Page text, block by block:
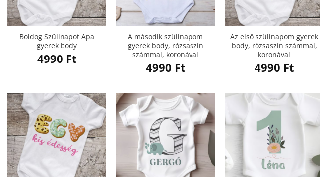
Boldog Szülinapot Apa
gyerek body
4990 Ft
A második szülinapom
gyerek body, rózsaszín
számmal, koronával
4990 Ft
Az első szülinapom gyerek
body, rózsaszín számmal,
koronával
4990 Ft